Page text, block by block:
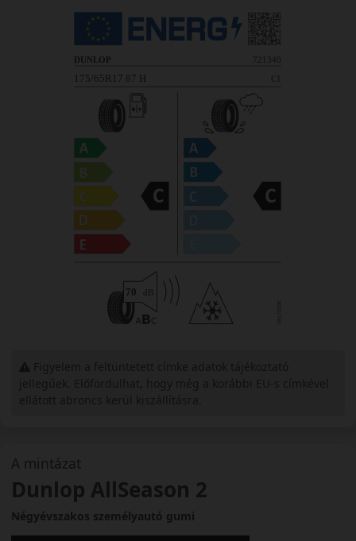
A mintázat
Dunlop AllSeason 2
Négyévszakos személyautó gumi